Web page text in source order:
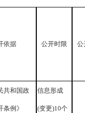
依据 公开时限 公
共和国政
条例》
信息形成
(变更)10个